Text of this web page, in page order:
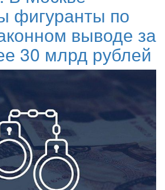
фигуранты по
выводе за
30 млрд рублей